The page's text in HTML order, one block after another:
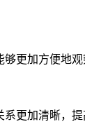
更加方便地观
更加清晰，提